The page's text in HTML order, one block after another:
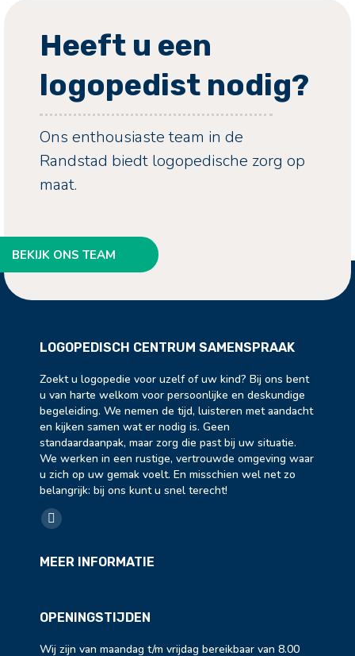
Heeft u een
logopedist nodig?
Ons enthousiaste team in de
Randstad biedt logopedische zorg op
maat.
BEKIJK ONS TEAM
LOGOPEDISCH CENTRUM SAMENSPRAAK
Zoekt u logopedie voor uzelf of uw kind? Bij ons bent
u van harte welkom voor persoonlijke en deskundige
begeleiding. We nemen de tijd, luisteren met aandacht
en kijken samen wat er nodig is. Geen
standaardaanpak, maar zorg die past bij uw situatie.
We werken in een rustige, vertrouwde omgeving waar
u zich op uw gemak voelt. En misschien wel net zo
belangrijk: bij ons kunt u snel terecht!
Vind ons op:
Facebook
opens
new
MEER INFORMATIE
OPENINGSTIJDEN
Wij zijn van maandag t/m vrijdag bereikbaar van 8.00